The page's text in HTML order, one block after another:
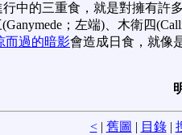
行中的三重食，就是對擁有許
；左端)、木衛四
而過的暗影會造成日食，就像
<| 舊圖 | 目錄|